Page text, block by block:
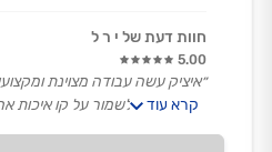
חוות דעת של י ר ל
5.00
״איציק עשה עבודה מצוינת
רק ממליצה לשמור על קו איכות
קרא עוד